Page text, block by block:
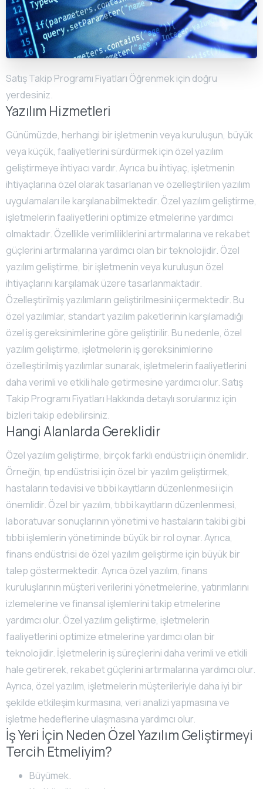
Satış Takip Programı Fiyatları Öğrenmek için doğru
yerdesiniz.
Yazılım Hizmetleri
Günümüzde, herhangi bir işletmenin veya kuruluşun, büyük
veya küçük, faaliyetlerini sürdürmek için özel yazılım
geliştirmeye ihtiyacı vardır. Ayrıca bu ihtiyaç, işletmenin
ihtiyaçlarına özel olarak tasarlanan ve özelleştirilen yazılım
uygulamaları ile karşılanabilmektedir. Özel yazılım geliştirme,
işletmelerin faaliyetlerini optimize etmelerine yardımcı
olmaktadır. Özellikle verimliliklerini artırmalarına ve rekabet
güçlerini artırmalarına yardımcı olan bir teknolojidir. Özel
yazılım geliştirme, bir işletmenin veya kuruluşun özel
ihtiyaçlarını karşılamak üzere tasarlanmaktadır.
Özelleştirilmiş yazılımların geliştirilmesini içermektedir. Bu
özel yazılımlar, standart yazılım paketlerinin karşılamadığı
özel iş gereksinimlerine göre geliştirilir. Bu nedenle, özel
yazılım geliştirme, işletmelerin iş gereksinimlerine
özelleştirilmiş yazılımlar sunarak, işletmelerin faaliyetlerini
daha verimli ve etkili hale getirmesine yardımcı olur. Satış
Takip Programı Fiyatları Hakkında detaylı sorularınız için
bizleri takip edebilirsiniz.
Hangi Alanlarda Gereklidir
Özel yazılım geliştirme, birçok farklı endüstri için önemlidir.
Örneğin, tıp endüstrisi için özel bir yazılım geliştirmek,
hastaların tedavisi ve tıbbi kayıtların düzenlenmesi için
önemlidir. Özel bir yazılım, tıbbi kayıtların düzenlenmesi,
laboratuvar sonuçlarının yönetimi ve hastaların takibi gibi
tıbbi işlemlerin yönetiminde büyük bir rol oynar. Ayrıca,
finans endüstrisi de özel yazılım geliştirme için büyük bir
talep göstermektedir. Ayrıca özel yazılım, finans
kuruluşlarının müşteri verilerini yönetmelerine, yatırımlarını
izlemelerine ve finansal işlemlerini takip etmelerine
yardımcı olur. Özel yazılım geliştirme, işletmelerin
faaliyetlerini optimize etmelerine yardımcı olan bir
teknolojidir. İşletmelerin iş süreçlerini daha verimli ve etkili
hale getirerek, rekabet güçlerini artırmalarına yardımcı olur.
Ayrıca, özel yazılım, işletmelerin müşterileriyle daha iyi bir
şekilde etkileşim kurmasına, veri analizi yapmasına ve
işletme hedeflerine ulaşmasına yardımcı olur.
İş Yeri İçin Neden Özel Yazılım Geliştirmeyi
Tercih Etmeliyim?
Büyümek.